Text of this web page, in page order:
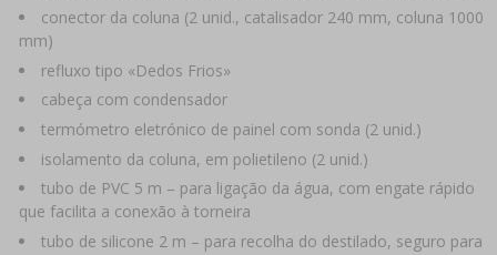
conector da coluna (2 unid., catalisador 240 mm, coluna 1000
mm)
refluxo tipo «Dedos Frios»
cabeça com condensador
termómetro eletrónico de painel com sonda (2 unid.)
isolamento da coluna, em polietileno (2 unid.)
tubo de PVC 5 m – para ligação da água, com engate rápido
que facilita a conexão à torneira
tubo de silicone 2 m – para recolha do destilado, seguro para